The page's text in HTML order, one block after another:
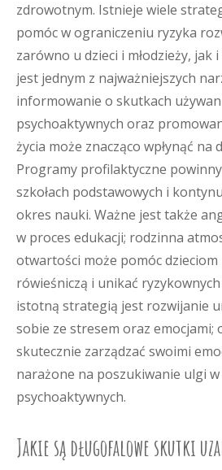
zdrowotnym. Istnieje wiele
pomóc w ograniczeniu ryzyka
zarówno u dzieci i młodzieży, jak i
jest jednym z najważniejszych
informowanie o skutkach
psychoaktywnych oraz
życia może znacząco wpłynąć na
Programy profilaktyczne
szkołach podstawowych i
okres nauki. Ważne jest także
w proces edukacji; rodzinna
otwartości może pomóc
rówieśniczą i unikać
istotną strategią jest rozwijanie
sobie ze stresem oraz emocjami;
skutecznie zarządzać swoimi
narażone na poszukiwanie ulgi
psychoaktywnych.
Jakie są długofalowe skutki